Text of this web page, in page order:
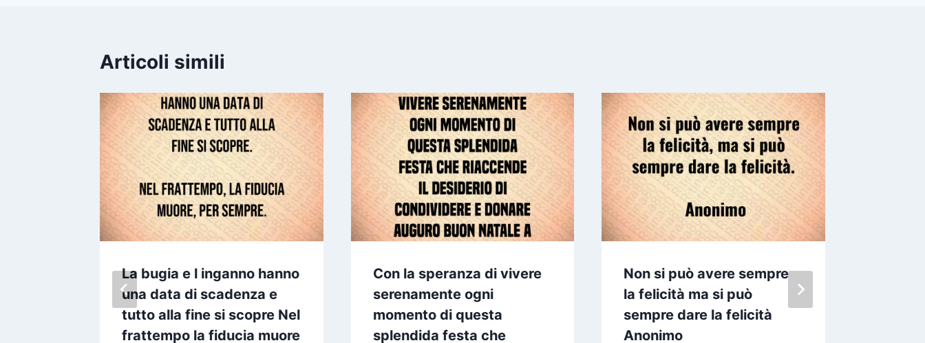
Articoli simili
La bugia e l inganno hanno
una data di scadenza e
tutto alla fine si scopre Nel
frattempo la fiducia muore
Con la speranza di vivere
serenamente ogni
momento di questa
splendida festa che
Non si può avere sempre
la felicità ma si può
sempre dare la felicità
Anonimo